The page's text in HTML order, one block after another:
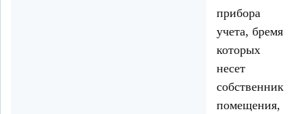
прибора
учета, бремя
которых
несет
собственник
помещения,